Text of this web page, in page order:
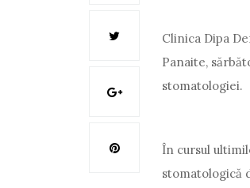
Clinica Dipa
Panaite,
stomatologiei.
În cursul
stomatologică